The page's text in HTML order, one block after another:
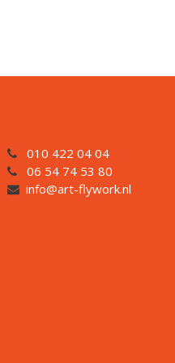
010 422 04 04
06 54 74 53 80
info@art-flywork.nl